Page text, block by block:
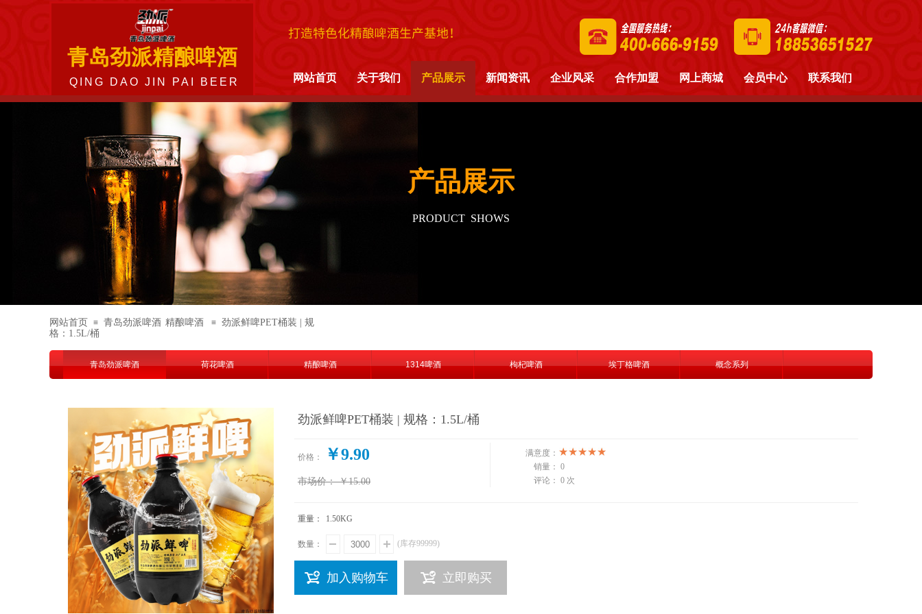
打造特色化精酿啤酒生产基地！
​​​​QING DAO JIN PAI BEER
青岛劲派精酿啤酒
网站首页 关于我们 产品展示 新闻资讯 企业风采 合作加盟 网上商城 会员中心 联系我们
产品展示
PRODUCT SHOWS
网站首页 ≡ 青岛劲派啤酒 精酿啤酒 ≡ 劲派鲜啤PET桶装 | 规
格：1.5L/桶
青岛劲派啤酒 荷花啤酒 精酿啤酒 1314啤酒 枸杞啤酒 埃丁格啤酒 概念系列
劲派鲜啤PET桶装 | 规格：1.5L/桶
价格： ￥9.90
市场价： ￥15.00
满意度：
销量： 0
评论： 0 次
重量： 1.50KG
数量： (库存99999)
加入购物车 立即购买